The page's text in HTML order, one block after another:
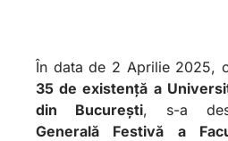
În data de 2 Aprilie 2025,
35 de existență a
din București, s-a
Generală Festivă a